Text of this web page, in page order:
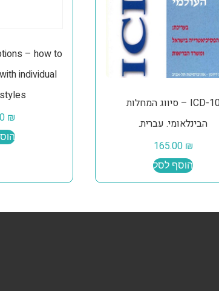
ICD-10 – סיווג המחלות
הבינלאומי. עברית.
165.00 ₪
הוסף לסל
– how to
individual
₪